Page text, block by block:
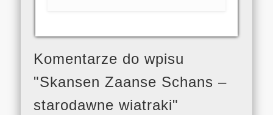
Komentarze do wpisu
"Skansen Zaanse Schans –
starodawne wiatraki"